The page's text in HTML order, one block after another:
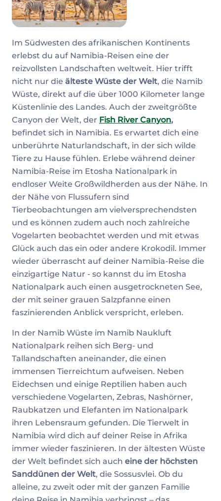
Im Südwesten des afrikanischen Kontinents
erlebst du auf Namibia-Reisen eine der
reizvollsten Landschaften weltweit. Hier trifft
nicht nur die älteste Wüste der Welt, die Namib
Wüste, direkt auf die über 1000 Kilometer lange
Küstenlinie des Landes. Auch der zweitgrößte
Canyon der Welt, der Fish River Canyon,
befindet sich in Namibia. Es erwartet dich eine
unberührte Naturlandschaft, in der sich wilde
Tiere zu Hause fühlen. Erlebe während deiner
Namibia-Reise im Etosha Nationalpark in
endloser Weite Großwildherden aus der Nähe. In
der Nähe von Flussufern sind
Tierbeobachtungen am vielversprechendsten
und es können zudem auch noch zahlreiche
Vogelarten beobachtet werden und mit etwas
Glück auch das ein oder andere Krokodil. Immer
wieder überrascht auf deiner Namibia-Reise die
einzigartige Natur - so kannst du im Etosha
Nationalpark auch einen ausgetrockneten See,
der mit seiner grauen Salzpfanne einen
faszinierenden Anblick verspricht, erleben.
In der Namib Wüste im Namib Naukluft
Nationalpark reihen sich Berg- und
Tallandschaften aneinander, die einen
immensen Tierreichtum aufweisen. Neben
Eidechsen und einige Reptilien haben auch
verschiedene Vogelarten, Zebras, Nashörner,
Raubkatzen und Elefanten im Nationalpark
ihren Lebensraum gefunden. Die Tierwelt in
Namibia wird dich auf deiner Reise in Afrika
immer wieder faszinieren. In der ältesten Wüste
der Welt befindet sich auch eine der höchsten
Sanddünen der Welt, die Sossusvlei. Ob du
alleine, zu zweit oder mit der ganzen Familie